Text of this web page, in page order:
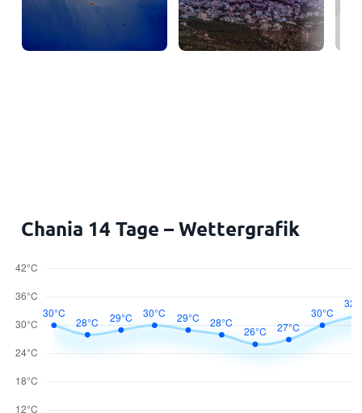
Chania 14 Tage – Wettergrafik